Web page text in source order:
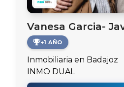
Vanesa Garcia-
+1 AÑO
Inmobiliaria en Badajoz
INMO DUAL